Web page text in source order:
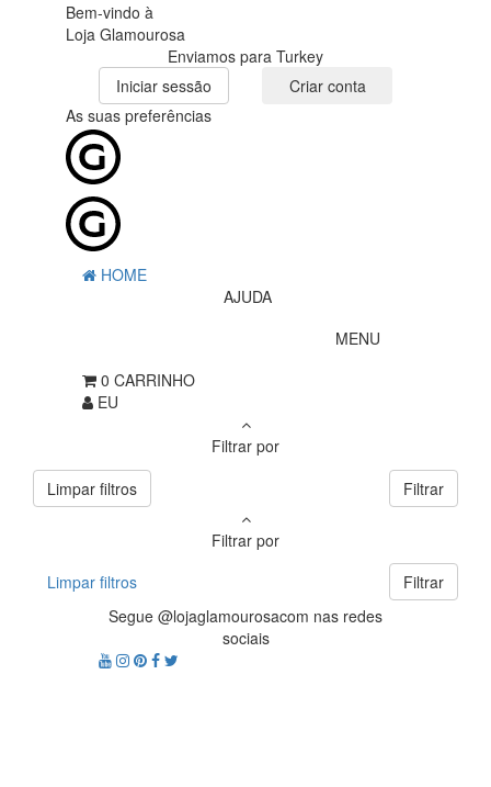
Bem-vindo à
Loja Glamourosa
Enviamos para Turkey
Iniciar sessão
Criar conta
As suas preferências
HOME
AJUDA
MENU
0 CARRINHO
EU
Filtrar por
Limpar filtros
Filtrar
Filtrar por
Limpar filtros
Filtrar
Segue @lojaglamourosacom nas redes
sociais